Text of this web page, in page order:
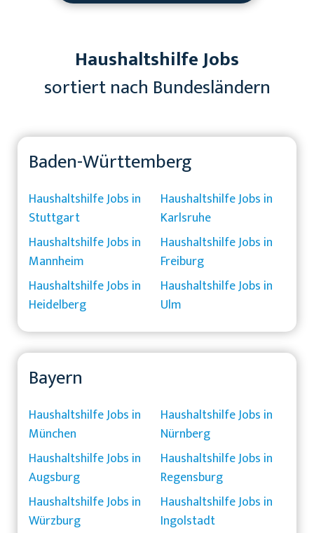
Haushaltshilfe Jobs
sortiert nach Bundesländern
Baden-Württemberg
Haushaltshilfe Jobs in
Stuttgart
Haushaltshilfe Jobs in
Karlsruhe
Haushaltshilfe Jobs in
Mannheim
Haushaltshilfe Jobs in
Freiburg
Haushaltshilfe Jobs in
Heidelberg
Haushaltshilfe Jobs in
Ulm
Bayern
Haushaltshilfe Jobs in
München
Haushaltshilfe Jobs in
Nürnberg
Haushaltshilfe Jobs in
Augsburg
Haushaltshilfe Jobs in
Regensburg
Haushaltshilfe Jobs in
Würzburg
Haushaltshilfe Jobs in
Ingolstadt